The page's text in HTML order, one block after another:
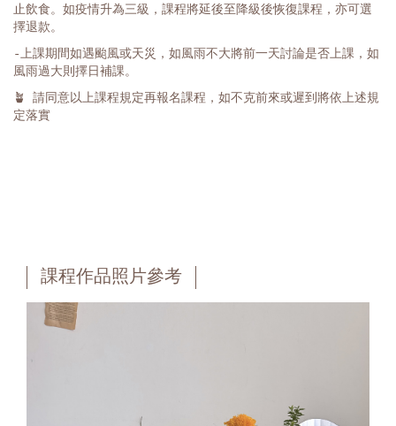
止飲食。如疫情升為三級，課程將延後至降級後恢復課程，亦可選
擇退款。
-上課期間如遇颱風或天災，如風雨不大將前一天討論是否上課，如
風雨過大則擇日補課。
🪴
請同意以上課程規定再報名課程，如不克前來或遲到將依上述規
定落實
課程作品照片參考